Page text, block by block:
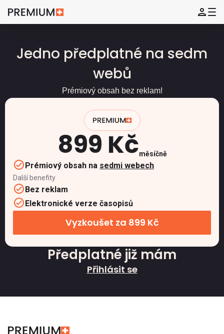
Jedno předplatné na sedm
webů
Prémiový obsah bez reklam!
899 Kčměsíčně
Prémiový obsah na sedmi webech
Další benefity
Bez reklam
Elektronické verze časopisů
Vyzkoušet za 899 Kč
Předplatné již mám
Přihlásit se